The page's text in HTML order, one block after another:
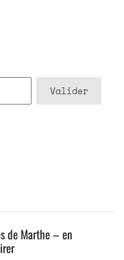
de Marthe – en